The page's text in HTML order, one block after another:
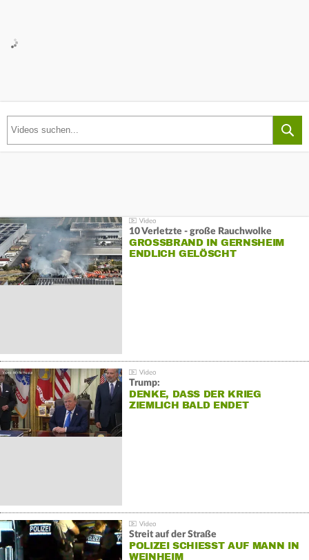
10 Verletzte - große Rauchwolke
GROSSBRAND IN GERNSHEIM E
NDLICH GELÖSCHT
Trump:
DENKE, DASS DER KRIEG
ZIEMLICH BALD ENDET
Streit auf der Straße
POLIZEI SCHIESST AUF MANN IN W
EINHEIM